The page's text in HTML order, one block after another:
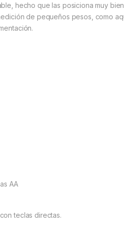
hecho que las posiciona muy
de pequeños pesos, como
AA
teclas directas.